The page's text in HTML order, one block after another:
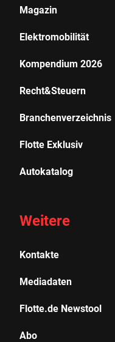
Magazin
Elektromobilität
Kompendium 2026
Recht&Steuern
Branchenverzeichnis
Flotte Exklusiv
Autokatalog
Weitere
Kontakte
Mediadaten
Flotte.de Newstool
Abo